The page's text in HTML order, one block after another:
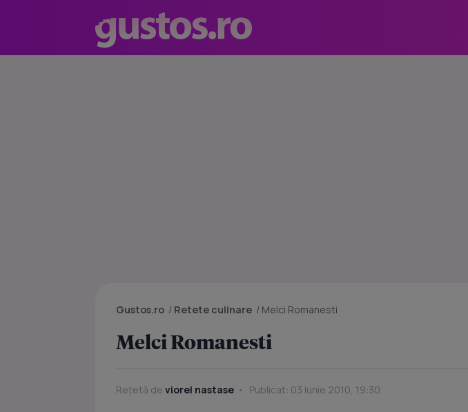
Gustos.ro / Retete culinare / Melci Romanesti
Melci Romanesti
Rețetă de viorel nastase Publicat: 03 Iunie 2010, 19:30